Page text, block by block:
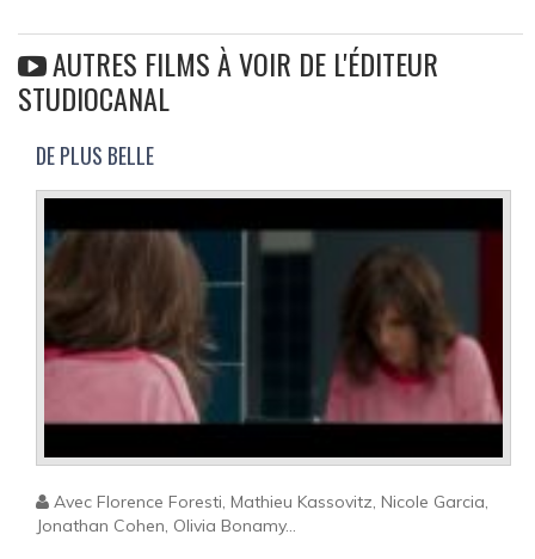
AUTRES FILMS À VOIR DE L'ÉDITEUR
STUDIOCANAL
DE PLUS BELLE
Avec Florence Foresti, Mathieu Kassovitz, Nicole Garcia,
Jonathan Cohen, Olivia Bonamy...